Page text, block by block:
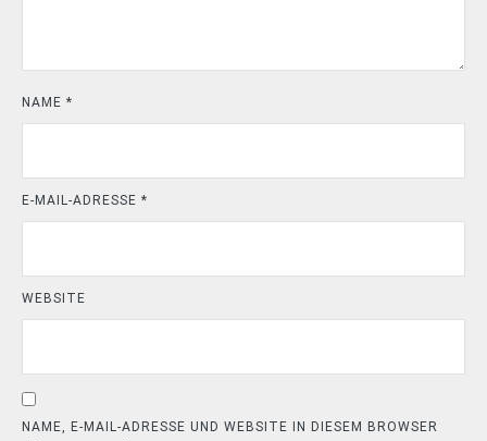
NAME *
E-MAIL-ADRESSE *
WEBSITE
NAME, E-MAIL-ADRESSE UND WEBSITE IN DIESEM BROWSER